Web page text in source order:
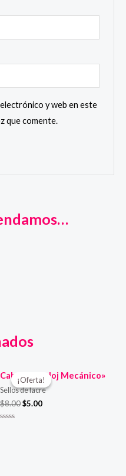
y web en este
que comente.
¡Oferta!
¡Oferta!
Cabezal «Reloj Mecánico»
Sellos de lacre
$8.00$5.00